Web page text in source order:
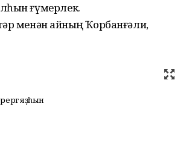
ғүмерлек.
менән ҡайның Ҡорбанғәли,
яҙһын